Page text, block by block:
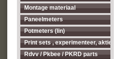
Montage materiaal
Paneelmeters
Potmeters (lin)
Print sets , experimenteer, aktieve
Rdvv / Pkbee / PKRD parts